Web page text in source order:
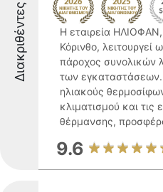
Διακριθέντες
Η εταιρεία
Κόρινθο, λειτουργεί
πάροχος συνολικών
των εγκαταστάσεων.
ηλιακούς
κλιματισμού και τις
θέρμανσης,
9.6